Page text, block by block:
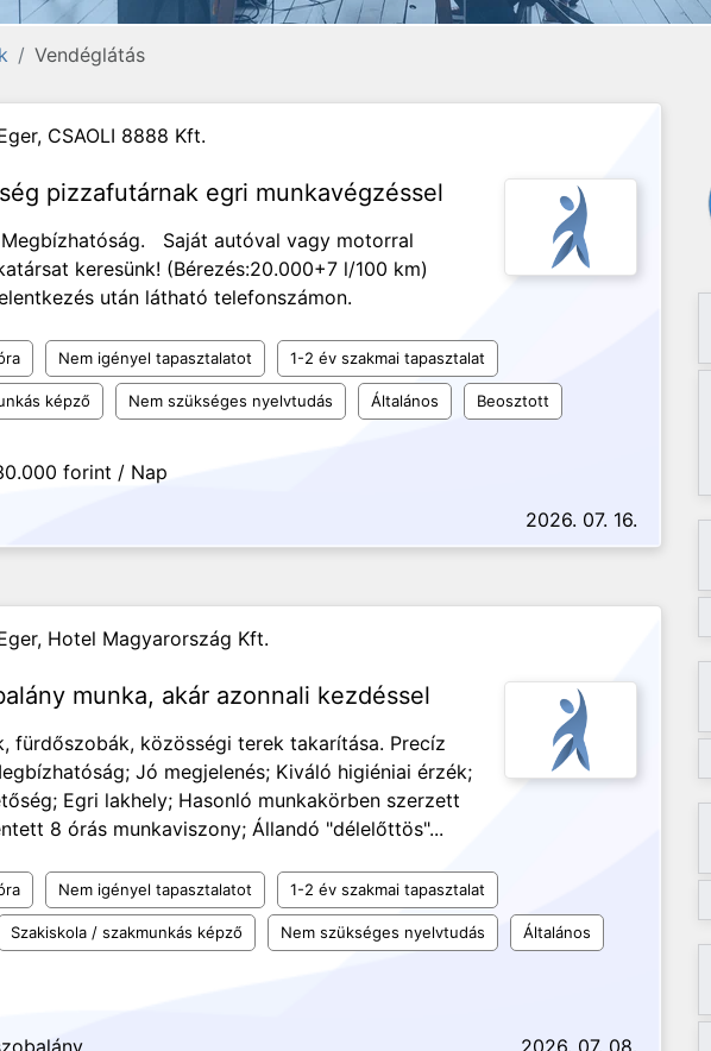
Vendéglátás
CSAOLI 8888 Kft.
pizzafutárnak egri munkavégzéssel
Saját autóval vagy motorral
keresünk! (Bérezés:20.000+7 l/100 km)
után látható telefonszámon.
Nem igényel tapasztalatot 1-2 év szakmai tapasztalat
képző Nem szükséges nyelvtudás Általános Beosztott
forint / Nap
2026. 07. 16.
Hotel Magyarország Kft.
munka, akár azonnali kezdéssel
fürdőszobák, közösségi terek takarítása. Precíz
Jó megjelenés; Kiváló higiéniai érzék;
Egri lakhely; Hasonló munkakörben szerzett
8 órás munkaviszony; Állandó "délelőttös"...
Nem igényel tapasztalatot 1-2 év szakmai tapasztalat
Szakiskola / szakmunkás képző Nem szükséges nyelvtudás Általános
2026. 07. 08.